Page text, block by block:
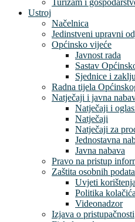
Ustroj
Načelnica
Jedinstveni upravni
Općinsko vijeće
Javnost rada
Sastav
Sjednice i
Radna tijela
Natječaji i javna
Natječaji i
Natječaji
Natječaji za
Jednostavna
Javna nabava
Pravo na pristup
Zaštita osobnih
Uvjeti
Politika kolačića
Videonadzor
Izjava o pristupačnosti